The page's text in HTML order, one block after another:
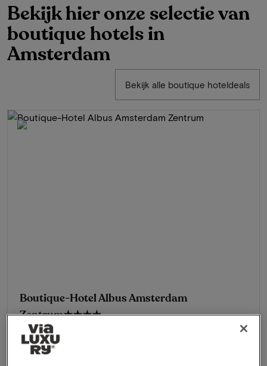
Bekijk hier onze selectie van
boutique hotels in
Amsterdam
Bekijk alle boutique hoteldeals
Boutique-Hotel Albus Amsterdam
Zentrum★★★★
Amsterdam, Niederlande
3-Tägiger kulinarischer Aufenthalt im Herzen der Stadt | inkl.